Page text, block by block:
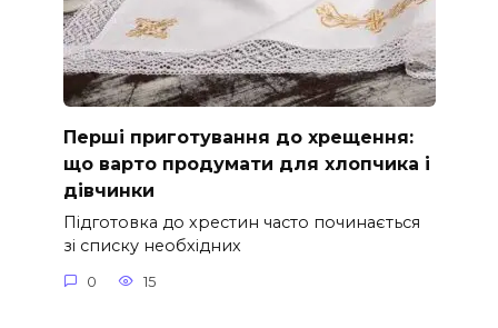
Перші приготування до хрещення:
що варто продумати для хлопчика і
дівчинки
Підготовка до хрестин часто починається
зі списку необхідних
0 15